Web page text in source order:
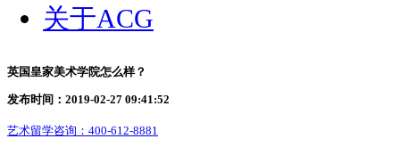
关于ACG
英国皇家美术学院怎么样？
发布时间：2019-02-27 09:41:52
艺术留学咨询： 400-612-8881